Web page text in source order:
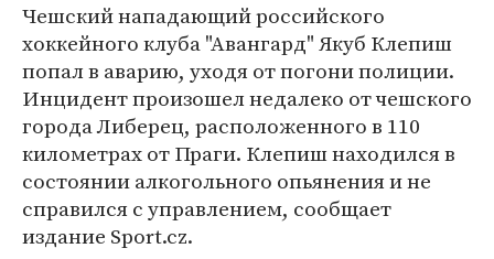
Чешский нападающий российского
хоккейного клуба "Авангард" Якуб Клепиш
попал в аварию, уходя от погони полиции.
Инцидент произошел недалеко от чешского
города Либерец, расположенного в 110
километрах от Праги. Клепиш находился в
состоянии алкогольного опьянения и не
справился с управлением, сообщает
издание Sport.cz.